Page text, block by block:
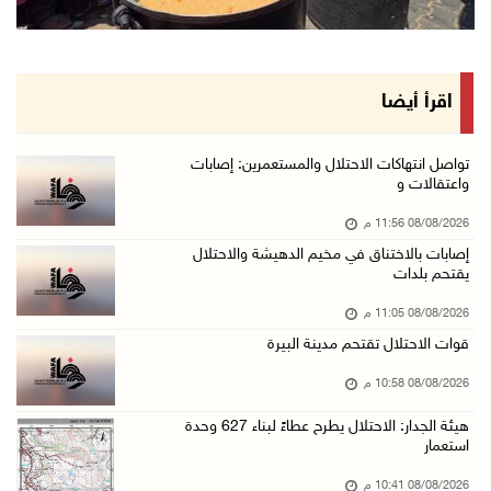
الاحتلال يقتحم كوبر شمال رام الله
إصابات بالاختناق خلال مواجهات مع الاحتلال في ...
الاحتلال ينصب حواجز طيارة في محيط مخيم طولكرم ...
مستعمرون يهاجمون قرية أبو فلاح
08/آب/2026 07:07 م
شعراء غزة يوثقون النزوح والفقد بقصائد من الخي ...
اقرأ أيضا
تواصل انتهاكات الاحتلال والمستعمرين: إصابات
واعتقالات و
08/08/2026 11:56 م
إصابات بالاختناق في مخيم الدهيشة والاحتلال
يقتحم بلدات
08/08/2026 11:05 م
قوات الاحتلال تقتحم مدينة البيرة
08/08/2026 10:58 م
هيئة الجدار: الاحتلال يطرح عطاءً لبناء 627 وحدة
استعمار
08/08/2026 10:41 م